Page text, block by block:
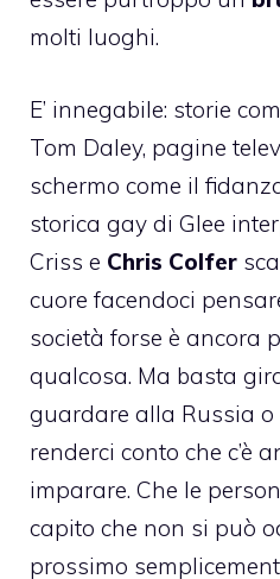
molti luoghi.
E’ innegabile: storie
Tom Daley, pagine
schermo come il
storica gay di Glee
Criss e Chris Colfer
cuore facendoci
società forse è ancora
qualcosa. Ma basta
guardare alla Russia o
renderci conto che c’è
imparare. Che le
capito che non si può
prossimo